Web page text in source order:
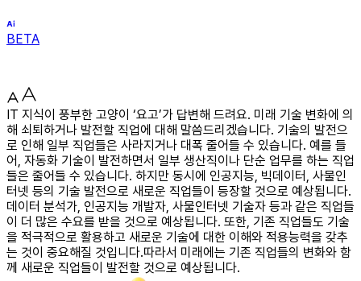
BETA
IT 지식이 풍부한 고양이 ‘요고’가 답변해 드려요. 미래 기술 변화에 의
해 쇠퇴하거나 발전할 직업에 대해 말씀드리겠습니다. 기술의 발전으
로 인해 일부 직업들은 사라지거나 대폭 줄어들 수 있습니다. 예를 들
어, 자동화 기술이 발전하면서 일부 생산직이나 단순 업무를 하는 직업
들은 줄어들 수 있습니다. 하지만 동시에 인공지능, 빅데이터, 사물인
터넷 등의 기술 발전으로 새로운 직업들이 등장할 것으로 예상됩니다.
데이터 분석가, 인공지능 개발자, 사물인터넷 기술자 등과 같은 직업들
이 더 많은 수요를 받을 것으로 예상됩니다. 또한, 기존 직업들도 기술
을 적극적으로 활용하고 새로운 기술에 대한 이해와 적용능력을 갖추
는 것이 중요해질 것입니다.따라서 미래에는 기존 직업들의 변화와 함
께 새로운 직업들이 발전할 것으로 예상됩니다.